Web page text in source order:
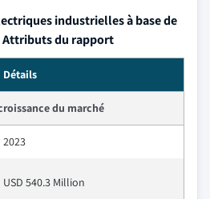
industrielles à base de
Attributs du rapport
Détails
du marché
2023
USD 540.3 Million